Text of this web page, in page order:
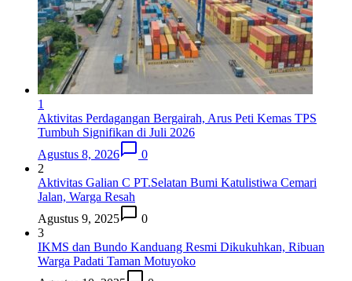
1
Aktivitas Perdagangan Bergairah, Arus Peti Kemas TPS
Tumbuh Signifikan di Juli 2026
Agustus 8, 2026
0
2
Aktivitas Galian C PT.Selatan Bumi Katulistiwa Cemari
Jalan, Warga Resah
Agustus 9, 2025
0
3
IKMS dan Bundo Kanduang Resmi Dikukuhkan, Ribuan
Warga Padati Taman Motuyoko